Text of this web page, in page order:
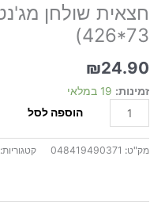
426*73)
₪24.90
זמינות: 19 במלאי
426*73)
הוספה לסל
מק"ט: 048419490371 קטגוריות: